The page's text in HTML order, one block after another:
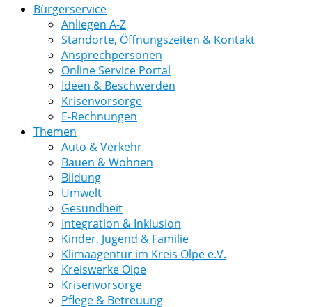
Bürgerservice
Anliegen A-Z
Standorte, Öffnungszeiten & Kontakt
Ansprechpersonen
Online Service Portal
Ideen & Beschwerden
Krisenvorsorge
E-Rechnungen
Themen
Auto & Verkehr
Bauen & Wohnen
Bildung
Umwelt
Gesundheit
Integration & Inklusion
Kinder, Jugend & Familie
Klimaagentur im Kreis Olpe e.V.
Kreiswerke Olpe
Krisenvorsorge
Pflege & Betreuung